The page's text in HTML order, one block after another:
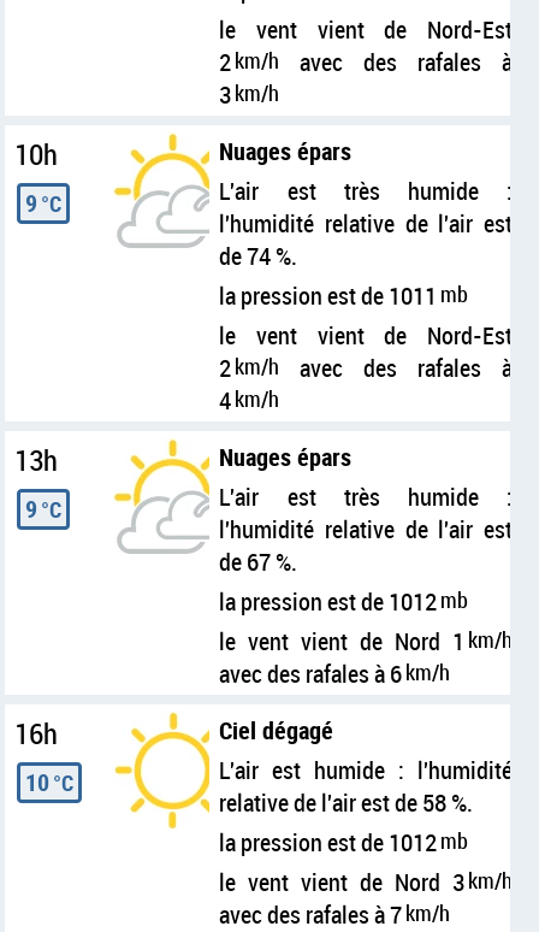
le vent vient de Nord-Est
2km/h
avec des rafales à
3km/h
10h
9 °C
Nuages épars
L'air est très humide :
l'humidité relative de l'air est
de 74 %.
la pression est de 1011 mb
le vent vient de Nord-Est
2km/h
avec des rafales à
4km/h
13h
9 °C
Nuages épars
L'air est très humide :
l'humidité relative de l'air est
de 67 %.
la pression est de 1012mb
le vent vient de Nord 1 km/h
avec des rafales à 6km/h
16h
10°C
Ciel dégagé
L'air est humide : l'humidité
relative de l'air est de 58 %.
la pression est de 1012mb
le vent vient de Nord 3km/h
avec des rafales à 7km/h